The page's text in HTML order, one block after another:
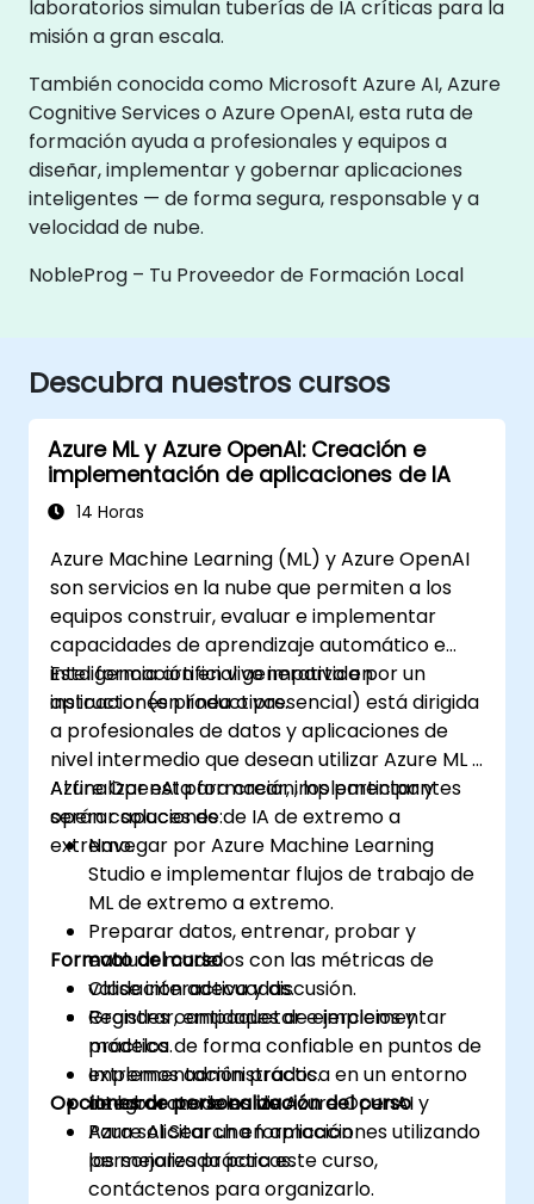
laboratorios simulan tuberías de IA críticas para la
misión a gran escala.
También conocida como Microsoft Azure AI, Azure
Cognitive Services o Azure OpenAI, esta ruta de
formación ayuda a profesionales y equipos a
diseñar, implementar y gobernar aplicaciones
inteligentes — de forma segura, responsable y a
velocidad de nube.
NobleProg – Tu Proveedor de Formación Local
Descubra nuestros cursos
Azure ML y Azure OpenAI: Creación e
implementación de aplicaciones de IA
14 Horas
Azure Machine Learning (ML) y Azure OpenAI
son servicios en la nube que permiten a los
equipos construir, evaluar e implementar
capacidades de aprendizaje automático e
inteligencia artificial generativa en
aplicaciones productivas.
Esta formación en vivo impartida por un
instructor (en línea o presencial) está dirigida
a profesionales de datos y aplicaciones de
nivel intermedio que desean utilizar Azure ML y
Azure OpenAI para crear, implementar y
operar soluciones de IA de extremo a
extremo.
Al finalizar esta formación, los participantes
serán capaces de:
Navegar por Azure Machine Learning
Studio e implementar flujos de trabajo de
ML de extremo a extremo.
Preparar datos, entrenar, probar y
evaluar modelos con las métricas de
validación adecuadas.
Registrar, empaquetar e implementar
modelos de forma confiable en puntos de
extremos administrados.
Integrar modelos de Azure OpenAI y
Azure AI Search en aplicaciones utilizando
las mejores prácticas.
Formato del curso
Clase interactiva y discusión.
Grandes cantidades de ejercicios y
práctica.
Implementación práctica en un entorno
de laboratorio en vivo.
Opciones de personalización del curso
Para solicitar una formación
personalizada para este curso,
contáctenos para organizarlo.